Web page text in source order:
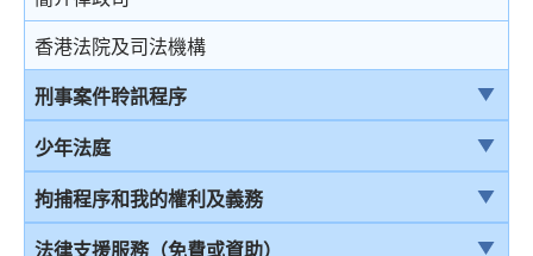
香港法院及司法機構
刑事案件聆訊程序
刑事案件一般聆訊程序
經公訴程序定罪及經簡易程序定罪
首次聆訊
少年法庭
少年法庭的司法管轄權
保護少年罪犯
拘捕程序和我的權利及義務
引言
法律支援服務（免費或資助）